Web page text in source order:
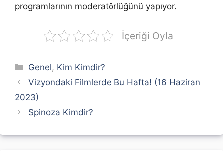
programlarının moderatörlüğünü yapıyor.
İçeriği Oyla
Kategoriler
Genel, Kim Kimdir?
Vizyondaki Filmlerde Bu Hafta! (16 Haziran
2023)
Spinoza Kimdir?